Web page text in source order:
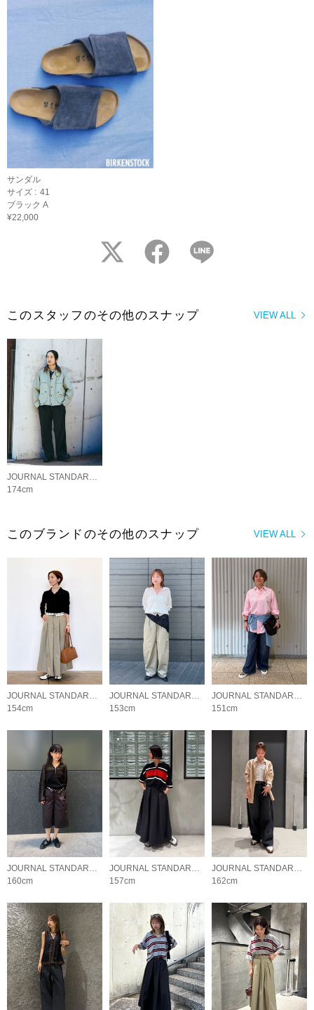
サンダル
サイズ : 41
ブラック A
¥22,000
twitter facebook
VIEW ALL
このスタッフのその他のスナップ
JOURNAL STANDARD MENS
174cm
VIEW ALL
このブランドのその他のスナップ
JOURNAL STANDARD LADYS
154cm
JOURNAL STANDARD LADYS
153cm
JOURNAL STANDARD LADYS
151cm
JOURNAL STANDARD LADYS
160cm
JOURNAL STANDARD LADYS
157cm
JOURNAL STANDARD LADYS
162cm